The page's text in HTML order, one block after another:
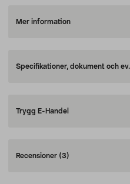
Mer information
Specifikationer, dokument och
Trygg E-Handel
Recensioner (3)